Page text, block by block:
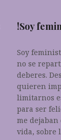
!Soy
Soy
no se
deberes.
quieren
limitarnos
para ser
me
vida, sobre